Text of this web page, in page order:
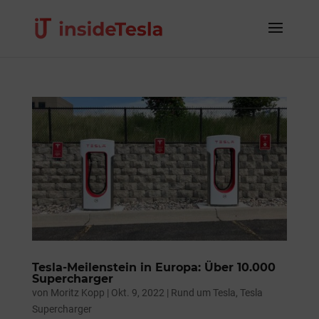
Tesla-Meilenstein in Europa: Über 10.000
Supercharger
von Moritz Kopp | Okt. 9, 2022 | Rund um Tesla Tesla
Supercharger